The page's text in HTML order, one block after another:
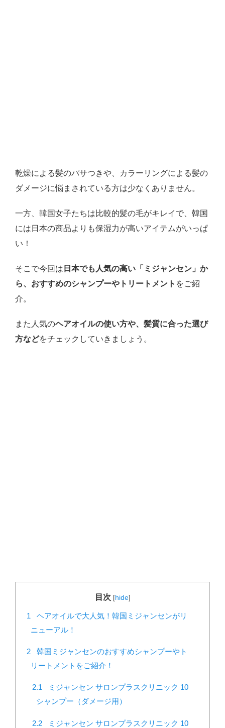
乾燥による髪のパサつきや、カラーリングによる髪の
ダメージに悩まされている方は少なくありません。
一方、韓国女子たちは比較的髪の毛がキレイで、韓国
には日本の商品よりも保湿力が高いアイテムがいっぱ
い！
そこで今回は 日本でも人気の高い「ミジャンセン」か
ら、おすすめのシャンプーやトリートメント をご紹
介。
また人気のヘアオイルの使い方や、髪質に合った選び
方などをチェックしていきましょう。
目次 [hide]
1
ヘアオイルで大人気！韓国ミジャンセンがリ
ニューアル！
2
韓国ミジャンセンのおすすめシャンプーやト
リートメントをご紹介！
2.1
ミジャンセン サロンプラスクリニック 10
シャンプー（ダメージ用）
2.2
ミジャンセン サロンプラスクリニック 10